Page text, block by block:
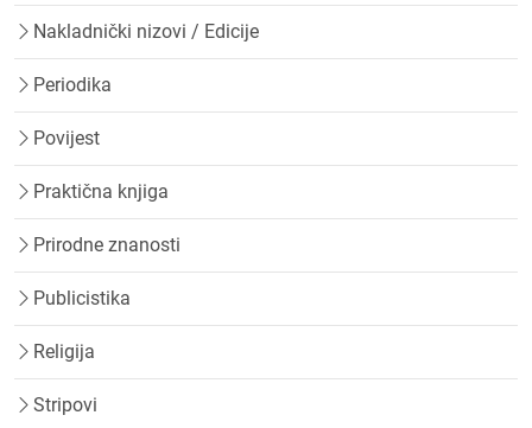
Nakladnički nizovi / Edicije
Periodika
Povijest
Praktična knjiga
Prirodne znanosti
Publicistika
Religija
Stripovi